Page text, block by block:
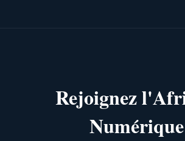
Rejoignez
Numérique